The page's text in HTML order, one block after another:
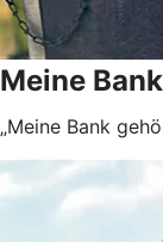
Meine Bank
„Meine Bank